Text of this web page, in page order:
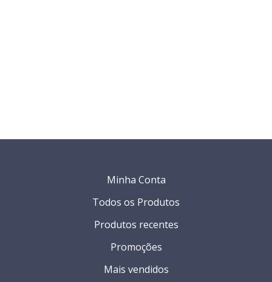
Minha Conta
Todos os Produtos
Produtos recentes
Promoções
Mais vendidos